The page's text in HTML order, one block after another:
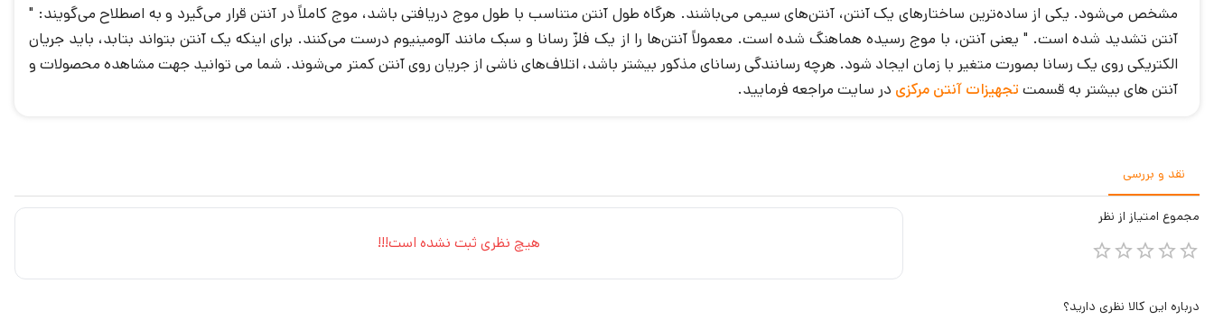
مشخص می‌شود. یکی از ساده‌ترین ساختارهای یک آنتن، آنتن‌های سیمی می‌باشند. هرگاه طول آنتن متناسب با طول‌ موج دریافتی باشد، موج کاملاً در آنتن قرار می‌گیرد و به اصطلاح می‌گویند: "
آنتن تشدید شده ‌است. " یعنی آنتن، با موج رسیده هماهنگ شده ‌است. معمولاً آنتن‌ها را از یک فلزّ رسانا و سبک مانند آلومینیوم درست می‌کنند. برای اینکه یک آنتن بتواند بتابد، باید جریان
الکتریکی روی یک رسانا بصورت متغیر با زمان ایجاد شود. هرچه رسانندگی رسانای مذکور بیشتر باشد، اتلاف‌های ناشی از جریان روی آنتن کمتر می‌شوند. شما می توانید جهت مشاهده محصولات و
آنتن های بیشتر به قسمت تجهیزات آنتن مرکزی در سایت مراجعه فرمایید.
نقد و بررسی
مجموع امتیاز از نظر
درباره این کالا نظری دارید؟
هیچ نظری ثبت نشده است!!!